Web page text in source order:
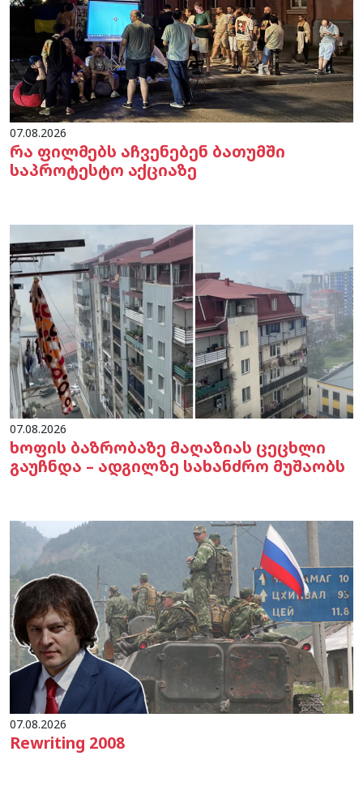
07.08.2026
რა ფილმებს აჩვენებენ ბათუმში
საპროტესტო აქციაზე
07.08.2026
ხოფის ბაზრობაზე მაღაზიას ცეცხლი
გაუჩნდა – ადგილზე სახანძრო მუშაობს
07.08.2026
Rewriting 2008